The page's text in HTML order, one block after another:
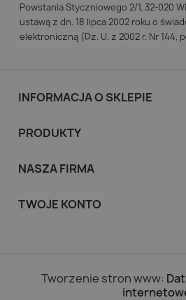
Powstania Styczniowego 2/1, 32-020
ustawą z dn. 18 lipca 2002 roku o
elektroniczną (Dz. U. z 2002 r. Nr 144,
INFORMACJA O SKLEPIE
PRODUKTY
NASZA FIRMA
TWOJE KONTO
Tworzenie stron www: